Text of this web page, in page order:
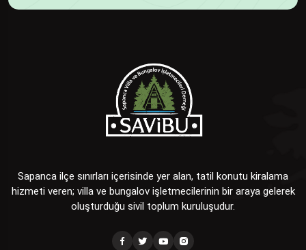
Sapanca ilçe sınırları içerisinde yer alan, tatil konutu kiralama
hizmeti veren; villa ve bungalov işletmecilerinin bir araya gelerek
oluşturduğu sivil toplum kuruluşudur.